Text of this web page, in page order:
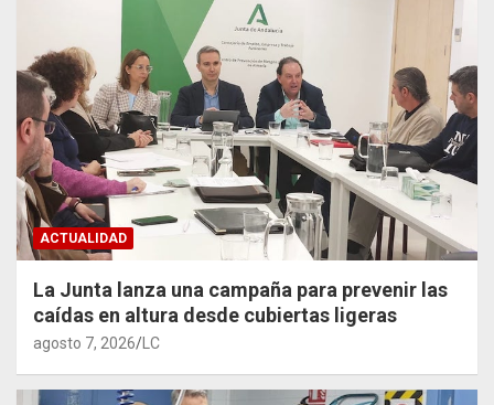
ACTUALIDAD
La Junta lanza una campaña para prevenir las
caídas en altura desde cubiertas ligeras
agosto 7, 2026 LC